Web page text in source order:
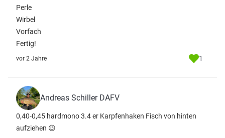
Perle
Wirbel
Vorfach
Fertig!
vor 2 Jahre 1
Andreas Schiller DAFV
0,40-0,45 hardmono 3.4 er Karpfenhaken Fisch von hinten
aufziehen 😉